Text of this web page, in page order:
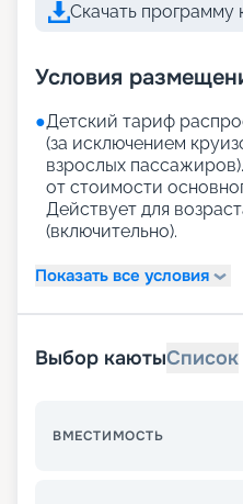
Скачать программу
Условия
●Детский тариф
(за исключением
взрослых
от стоимости
Действует для
(включительно).
Показать все условия
Выбор каютыСписок
ВМЕСТИМОСТЬ